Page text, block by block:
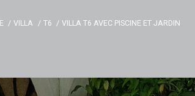
VILLA T6 VILLA T6 AVEC PISCINE ET JARDIN